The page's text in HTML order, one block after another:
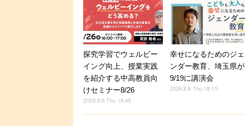
探究学習でウェルビー
イング向上、授業実践
を紹介する中高教員向
けセミナー8/26
2026.8.6 Thu 18:45
幸せになるためのジェ
ンダー教育、埼玉県が
9/19に講演会
2026.8.6 Thu 18:15